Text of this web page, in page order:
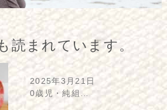
読まれています。
2025年3月21日
0歳児・純組…